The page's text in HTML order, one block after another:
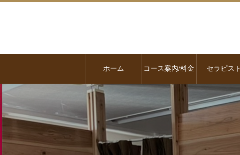
ホーム コース案内/料金 セラピスト